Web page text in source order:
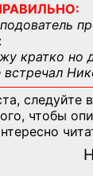
кратко но
встречал
следуйте
чтобы